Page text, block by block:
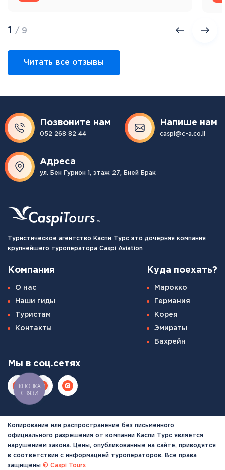
1 / 9
Читать все отзывы
Позвоните нам
052 268 82 44
Напише нам
caspi@c-a.co.il
Адреса
ул. Бен Гурион 1, этаж 27, Бней Брак
Туристическое агентство Каспи Турс это дочерняя компания
крупнейшего туроператора Caspi Aviation
Компания
О нас
Наши гиды
Туристам
Контакты
Куда поехать?
Марокко
Германия
Корея
Эмираты
Бахрейн
Мы в соц.сетях
Копирование или распространение без письменного
официального разрешения от компании Каспи Турс является
нарушением закона. Цены, опубликованные на сайте, приводятся
в соответствии с информацией туроператоров. Все права
защищены © Caspi Tours
КНОПКА
СВЯЗИ